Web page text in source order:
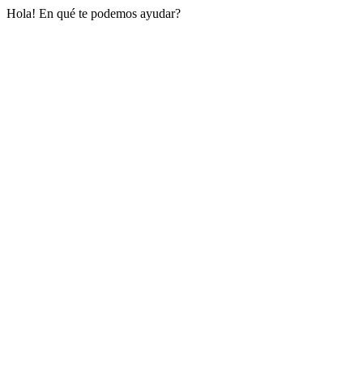
Hola! En qué te podemos ayudar?